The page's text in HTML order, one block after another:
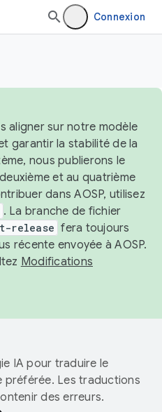
Connexion
aligner sur notre modèle
garantir la stabilité de la
nous publierons le
et au quatrième
dans AOSP, utilisez
. La branche de fichier
release fera toujours
récente envoyée à AOSP.
Modifications
IA pour traduire le
préférée. Les traductions
des erreurs.